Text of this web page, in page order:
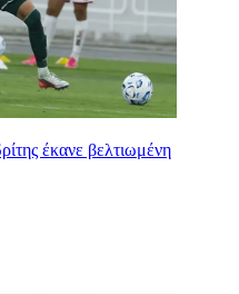
έκανε βελτιωμένη